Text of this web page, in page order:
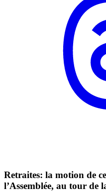
Retraites: la motion de
l’Assemblée, au tour de